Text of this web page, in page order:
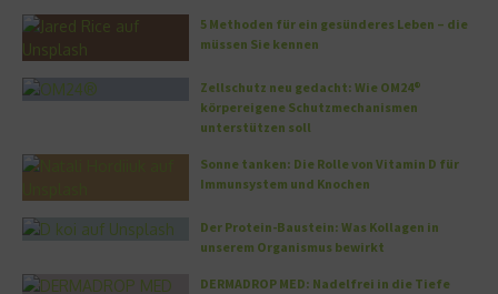
5 Methoden für ein gesünderes Leben – die
müssen Sie kennen
Zellschutz neu gedacht: Wie OM24®
körpereigene Schutzmechanismen
unterstützen soll
Sonne tanken: Die Rolle von Vitamin D für
Immunsystem und Knochen
Der Protein-Baustein: Was Kollagen in
unserem Organismus bewirkt
DERMADROP MED: Nadelfrei in die Tiefe